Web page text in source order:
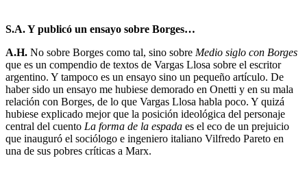
S.A. Y publicó un ensayo sobre Borges…
A.H. No sobre Borges como tal, sino sobre Medio siglo con Borges
que es un compendio de textos de Vargas Llosa sobre el escritor
argentino. Y tampoco es un ensayo sino un pequeño artículo. De
haber sido un ensayo me hubiese demorado en Onetti y en su mala
relación con Borges, de lo que Vargas Llosa habla poco. Y quizá
hubiese explicado mejor que la posición ideológica del personaje
central del cuento La forma de la espada es el eco de un prejuicio
que inauguró el sociólogo e ingeniero italiano Vilfredo Pareto en
una de sus pobres críticas a Marx.